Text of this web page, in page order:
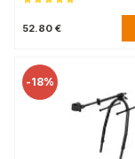
52.80 €
-18%